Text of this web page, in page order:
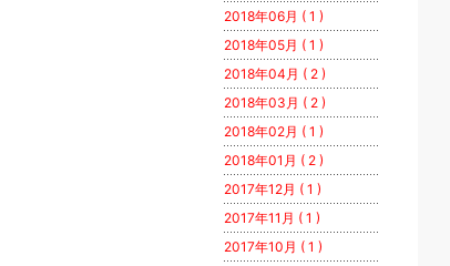
2018年06月 ( 1 )
2018年05月 ( 1 )
2018年04月 ( 2 )
2018年03月 ( 2 )
2018年02月 ( 1 )
2018年01月 ( 2 )
2017年12月 ( 1 )
2017年11月 ( 1 )
2017年10月 ( 1 )